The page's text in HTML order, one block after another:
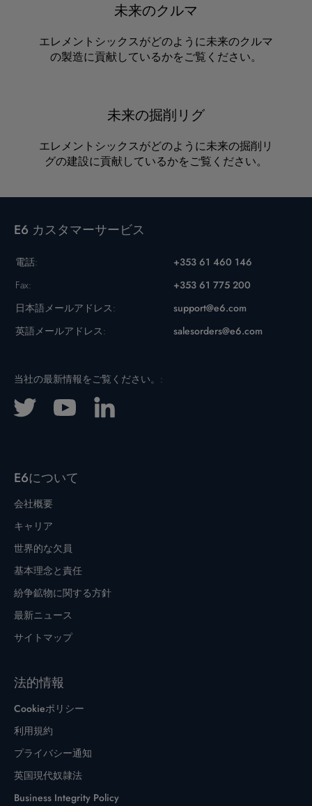
未来のクルマ
エレメントシックスがどのように未来のクルマ
の製造に貢献しているかをご覧ください。
未来の掘削リグ
エレメントシックスがどのように未来の掘削リ
グの建設に貢献しているかをご覧ください。
E6 カスタマーサービス
電話:
+353 61 460 146
Fax:
+353 61 775 200
日本語メールアドレス:
support@e6.com
英語メールアドレス:
salesorders@e6.com
当社の最新情報をご覧ください。:
E6について
会社概要
キャリア
世界的な欠員
基本理念と責任
紛争鉱物に関する方針
最新ニュース
サイトマップ
法的情報
Cookieポリシー
利用規約
プライバシー通知
英国現代奴隷法
Business Integrity Policy